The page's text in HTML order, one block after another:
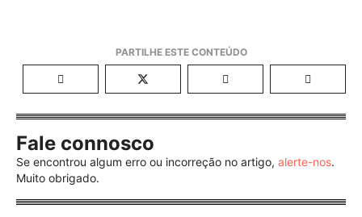
Fale connosco
Se encontrou algum erro ou incorreção no artigo, alerte-nos.
Muito obrigado.